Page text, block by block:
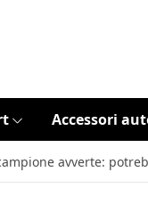
Accessori
avverte: